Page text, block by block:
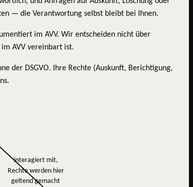
— die Verantwortung selbst bleibt bei Ihnen.
im AVV. Wir entscheiden nicht über
AVV vereinbart ist.
der DSGVO. Ihre Rechte (Auskunft, Berichtigung,
interagiert mit,
Rechte werden hier
geltend gemacht